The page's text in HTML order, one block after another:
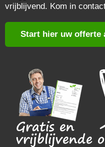
vrijblijvend. Kom in
Start hier uw offerte